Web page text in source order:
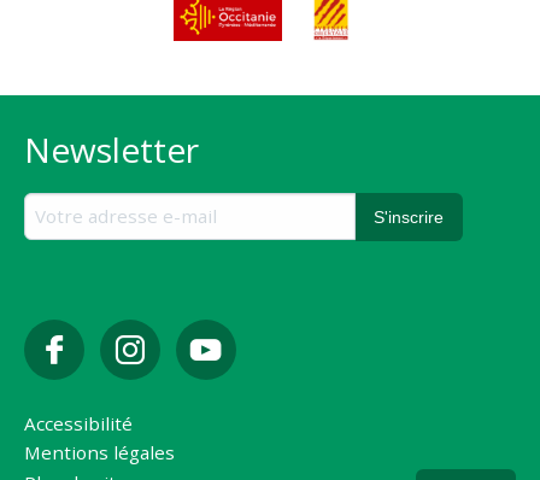
Newsletter
Accessibilité
Mentions légales